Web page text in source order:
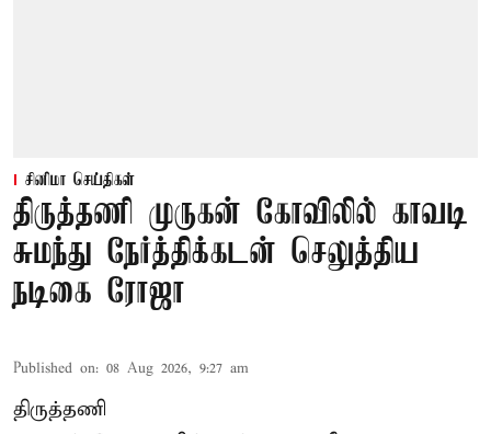
சினிமா செய்திகள்
திருத்தணி முருகன் கோவிலில் காவடி
சுமந்து நேர்த்திக்கடன் செலுத்திய
நடிகை ரோஜா
Published on: 08 Aug 2026, 9:27 am
திருத்தணி